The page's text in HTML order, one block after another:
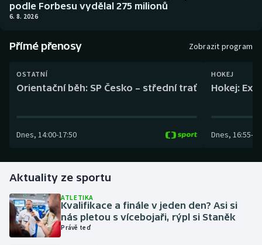
Boby a skeleton
Box
Curling
Golf
Gymnastika
Házená
AZ kvíz
podle Forbesu vydělal 275 milionů
6. 8. 2026
Přímé přenosy Zobrazit program
OSTATNÍ
Orientační běh: SP Česko – střední trať
Dnes, 14:00-17:50
HOKEJ
Hokej:
Dnes, 16:55-
Aktuality ze sportu
ATLETIKA
Kvalifikace a finále v jeden den? Asi si
nás pletou s vícebojaři, rýpl si Staněk
Právě teď